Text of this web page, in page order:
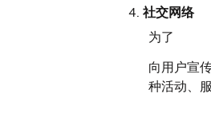
社交网络
为了
向用户宣
种活动、